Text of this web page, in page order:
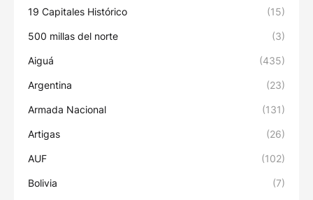
19 Capitales Histórico (15)
500 millas del norte (3)
Aiguá (435)
Argentina (23)
Armada Nacional (131)
Artigas (26)
AUF (102)
Bolivia (7)